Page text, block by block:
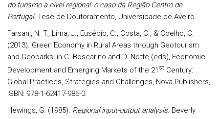
do turismo a nível regional: o caso da Região Centro de
Portugal. Tese de Doutoramento, Universidade de Aveiro.
Farsani, N. T., Lima, J., Eusébio, C., Costa, C., & Coelho, C.
(2013). Green Economy in Rural Areas through Geotourism
and Geoparks, in G. Boscarino and D. Notte (eds), Economic
Development and Emerging Markets of the 21 st Century:
Global Practices, Strategies and Challenges, Nova Publishers,
ISBN: 978-1-62417-986-0.
Hewings, G. (1985). Regional input-output analysis. Beverly